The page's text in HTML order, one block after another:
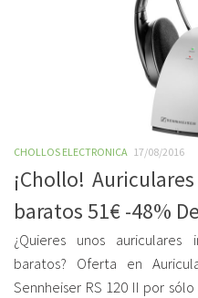
CHOLLOS ELECTRONICA 17/08/2016
¡Chollo!
baratos 51€ -48%
¿Quieres unos
baratos? Oferta en
Sennheiser RS 120 II por